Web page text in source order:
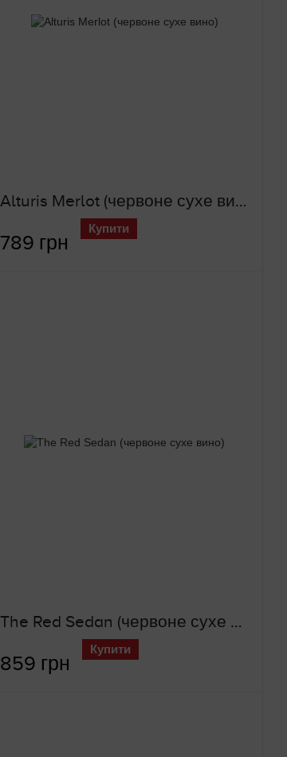
Alturis Merlot (червоне сухе вино)
789 грн
Купити
The Red Sedan (червоне сухе вино)
859 грн
Купити